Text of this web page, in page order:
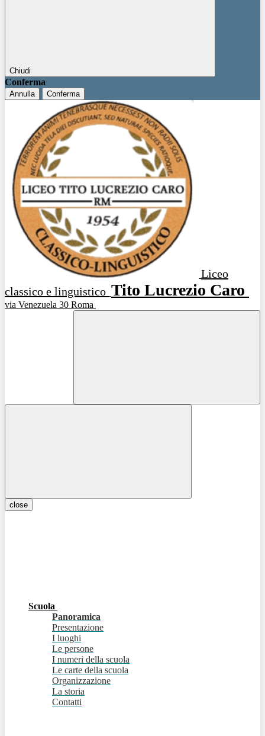
Chiudi
Conferma
Annulla Conferma
Liceo
classico e linguistico Tito Lucrezio Caro
via Venezuela 30 Roma
close
Scuola
Panoramica
Presentazione
I luoghi
Le persone
I numeri della scuola
Le carte della scuola
Organizzazione
La storia
Contatti